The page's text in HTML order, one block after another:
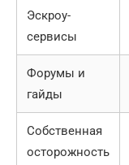
Эскроу-
сервисы
Форумы и
гайды
Собственная
осторожность